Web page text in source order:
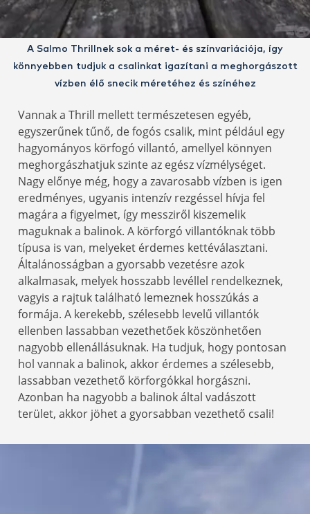
A Salmo Thrillnek sok a méret- és színvariációja, így
könnyebben tudjuk a csalinkat igazítani a meghorgászott
vízben élő snecik méretéhez és színéhez
Vannak a Thrill mellett természetesen egyéb,
egyszerűnek tűnő, de fogós csalik, mint például egy
hagyományos körfogó villantó, amellyel könnyen
meghorgászhatjuk szinte az egész vízmélységet.
Nagy előnye még, hogy a zavarosabb vízben is igen
eredményes, ugyanis intenzív rezgéssel hívja fel
magára a figyelmet, így messziről kiszemelik
maguknak a balinok. A körforgó villantóknak több
típusa is van, melyeket érdemes kettéválasztani.
Általánosságban a gyorsabb vezetésre azok
alkalmasak, melyek hosszabb levéllel rendelkeznek,
vagyis a rajtuk található lemeznek hosszúkás a
formája. A kerekebb, szélesebb levelű villantók
ellenben lassabban vezethetőek köszönhetően
nagyobb ellenállásuknak. Ha tudjuk, hogy pontosan
hol vannak a balinok, akkor érdemes a szélesebb,
lassabban vezethető körforgókkal horgászni.
Azonban ha nagyobb a balinok által vadászott
terület, akkor jöhet a gyorsabban vezethető csali!